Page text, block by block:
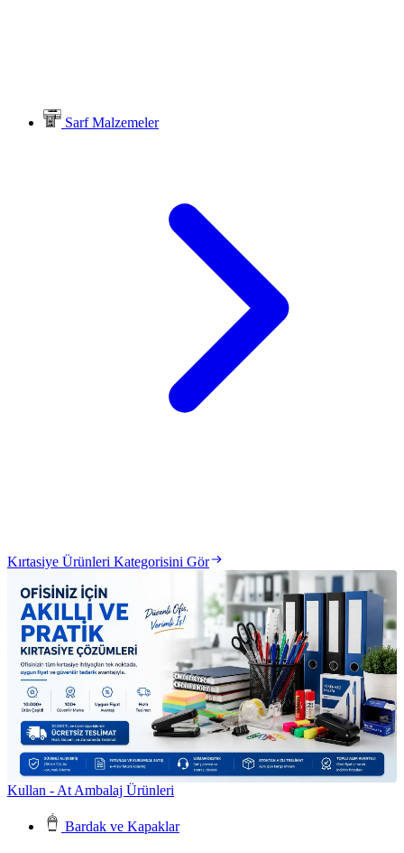
Sarf Malzemeler
Kırtasiye Ürünleri Kategorisini Gör
Kullan - At Ambalaj Ürünleri
Bardak ve Kapaklar